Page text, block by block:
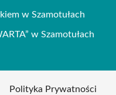
w Szamotułach
w Szamotułach
Polityka Prywatności